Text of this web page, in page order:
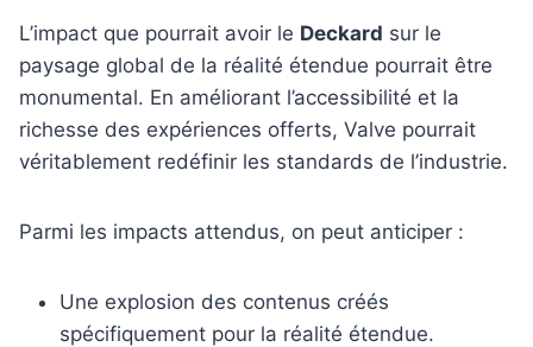
L’impact que pourrait avoir le Deckard sur le
paysage global de la réalité étendue pourrait être
monumental. En améliorant l’accessibilité et la
richesse des expériences offerts, Valve pourrait
véritablement redéfinir les standards de l’industrie.
Parmi les impacts attendus, on peut anticiper :
Une explosion des contenus créés
spécifiquement pour la réalité étendue.